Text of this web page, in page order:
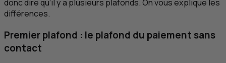
donc dire qu’il y a plusieurs plafonds. On vous explique les
différences.
Premier plafond : le plafond du paiement sans
contact